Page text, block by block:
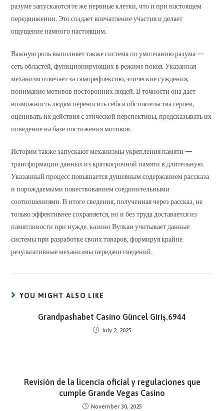
разуме запускаются те же нервные клетки, что и при настоящем
передвижении. Это создает впечатление участия и делает
ощущение намного настоящим.
Важную роль выполняет также система по умолчанию разума —
сеть областей, функционирующих в режиме покоя. Указанная
механизм отвечает за саморефлексию, этические суждения,
понимание мотивов посторонних людей. В точности она дает
возможность людям переносить себя в обстоятельства героев,
оценивать их действия с этической перспективы, предсказывать их
поведение на базе постижения мотивов.
Истории также запускают механизмы укрепления памяти —
трансформации данных из краткосрочной памяти в длительную.
Указанный процесс повышается душевным содержанием рассказа
и порождаемыми повествованием соединительными
соотношениями. В итоге сведения, полученная через рассказ, не
только эффективнее сохраняется, но и без труда доставается из
памятливости при нужде. казино Вулкан учитывает данные
системы при разработке своих товаров, формируя крайне
результативные механизмы передачи сведений.
YOU MIGHT ALSO LIKE
Grandpashabet Casino Güncel Giriş.6944
July 2, 2025
Revisión de la licencia oficial y regulaciones que
cumple Grande Vegas Casino
November 30, 2025